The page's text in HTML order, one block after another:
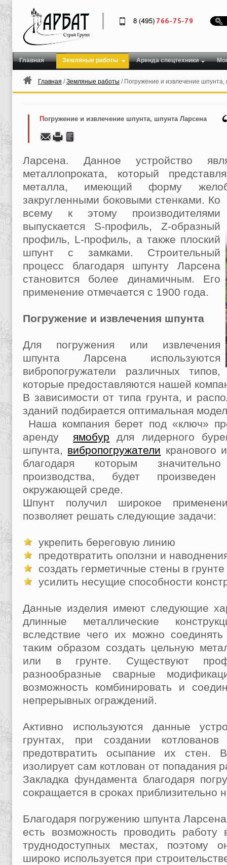
Главная Земляные работы Аренда спецтехники
Главная /Земляные работы / Погружение и извлечение
Погружение и извлечение шпунта, шпунта Ларсена
Ларсена. Данное устройство
металлопроката, который
металла, имеющий форму
закругленными боковыми стенками. Ко
всему к этому производителями
выпускается S-профиль, Z-образный
профиль, L-профиль, а также плоский
шпунт с замками. Строительный
процесс благодаря шпунту Ларсена
становится более динамичным. Его
применение отмечается с 1900 года.
Погружение и извлечения шпунта
Для погружения или извлечения
шпунта Ларсена используются
вибропогружатели различных типов,
которые предоставляются нашей
В зависимости от типа грунта, и
зданий подбирается оптимальная
Наша компания берет под «ключ»
аренду ямобур для лидерного
шпунта, вибропогружатели кранового
благодаря которым
производства, будет
окружающей среде.
Шпунт получил широкое
позволяет решать следующие задачи:
укрепить береговую линию
предотвратить оползни и
создать герметичные стены в грунте
усилить несущие способности
Данные изделия имеют следующие
длинные металлические
вследствие чего их можно
таким образом создать цельную
или в грунте. Существуют
разнообразные сварные
возможность комбинировать и
непрерывных ограждений.
Активно используются данные
грунтах, при создании
предотвратить осыпание их стен.
изолирует сам котлован от попадания
Закладка фундамента благодаря
сокращается в сроках приблизительно
Благодаря погружению шпунта
есть возможность проводить работу
труднодоступных местах, поэтому
широко используется при